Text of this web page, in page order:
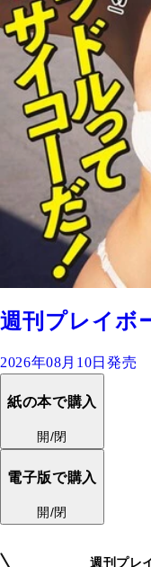
週刊プレイボ
2026年08月10日発売
紙の本で購入
開/閉
電子版で購入
開/閉
週刊プレ